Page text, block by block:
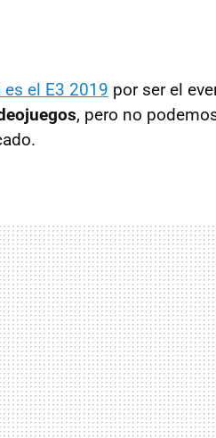
el E3 2019 por ser el
, pero no